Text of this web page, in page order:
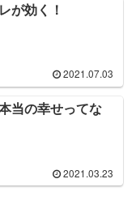
が効く！
2021.07.03
当の幸せってな
2021.03.23